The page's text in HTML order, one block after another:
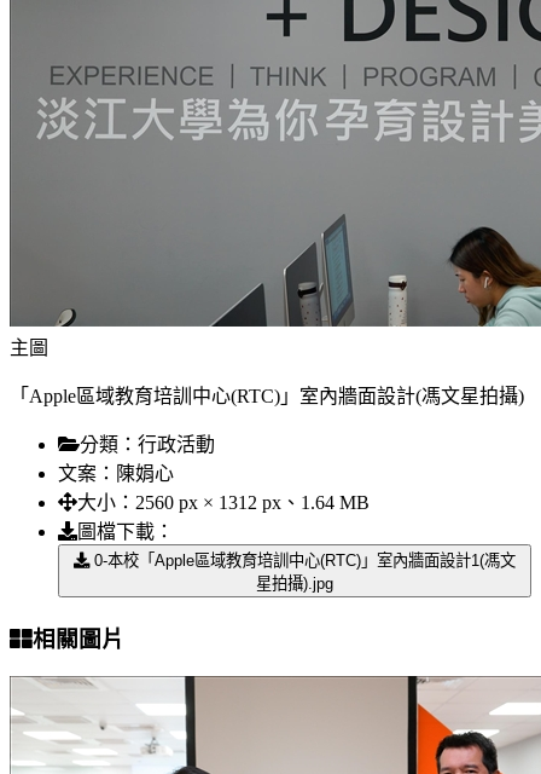
主圖
「Apple區域教育培訓中心(RTC)」室內牆面設計(馮文星拍攝)
分類： 行政活動
文案： 陳娟心
大小： 2560 px × 1312 px、1.64 MB
圖檔下載：
0-本校「Apple區域教育培訓中心(RTC)」室內牆面設計1(馮文
星拍攝).jpg
相關圖片